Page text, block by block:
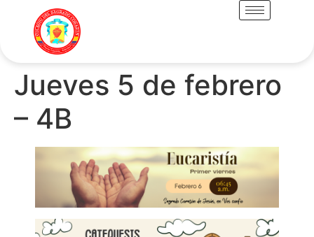
Jueves 5 de febrero
– 4B